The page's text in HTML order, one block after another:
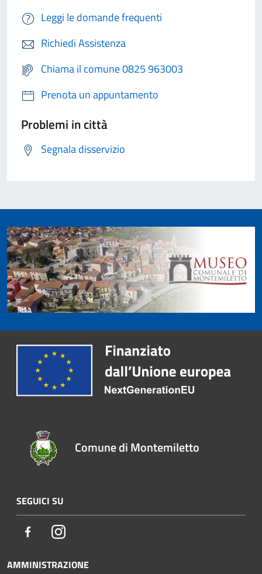
Leggi le domande frequenti
Richiedi Assistenza
Chiama il comune 0825 963003
Prenota un appuntamento
Problemi in città
Segnala disservizio
Comune di Montemiletto
SEGUICI SU
FacebookInstagram
AMMINISTRAZIONE